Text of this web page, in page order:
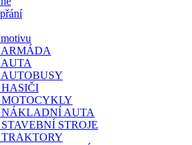
ARMÁDA
AUTA
AUTOBUSY
HASIČI
MOTOCYKLY
NÁKLADNÍ AUTA
STROJE
TRAKTORY